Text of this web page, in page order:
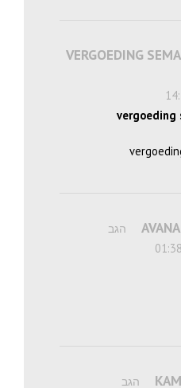
VERGOEDING
vergoeding
הגב
הגב